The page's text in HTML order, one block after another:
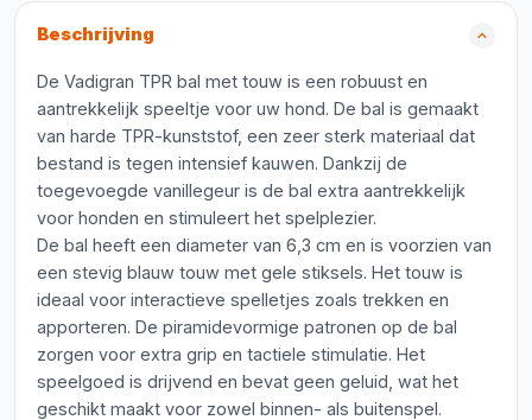
Beschrijving
De Vadigran TPR bal met touw is een robuust en
aantrekkelijk speeltje voor uw hond. De bal is gemaakt
van harde TPR-kunststof, een zeer sterk materiaal dat
bestand is tegen intensief kauwen. Dankzij de
toegevoegde vanillegeur is de bal extra aantrekkelijk
voor honden en stimuleert het spelplezier.
De bal heeft een diameter van 6,3 cm en is voorzien van
een stevig blauw touw met gele stiksels. Het touw is
ideaal voor interactieve spelletjes zoals trekken en
apporteren. De piramidevormige patronen op de bal
zorgen voor extra grip en tactiele stimulatie. Het
speelgoed is drijvend en bevat geen geluid, wat het
geschikt maakt voor zowel binnen- als buitenspel.